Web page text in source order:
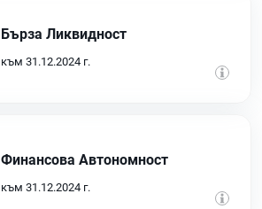
Бърза Ликвидност
към 31.12.2024 г.
Финансова Автономност
към 31.12.2024 г.